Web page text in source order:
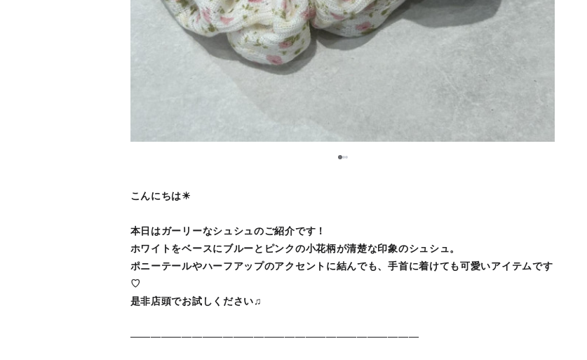
123
こんにちは☀
本日はガーリーなシュシュのご紹介です！
ホワイトをベースにブルーとピンクの小花柄が清楚な印象のシュシュ。
ポニーテールやハーフアップのアクセントに結んでも、手首に着けても可愛いアイテムです
♡
是非店頭でお試しください♫
――――――――――――――――――――――――――――